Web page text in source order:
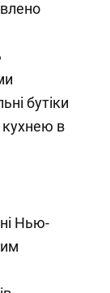
бутіки
в
Нью-